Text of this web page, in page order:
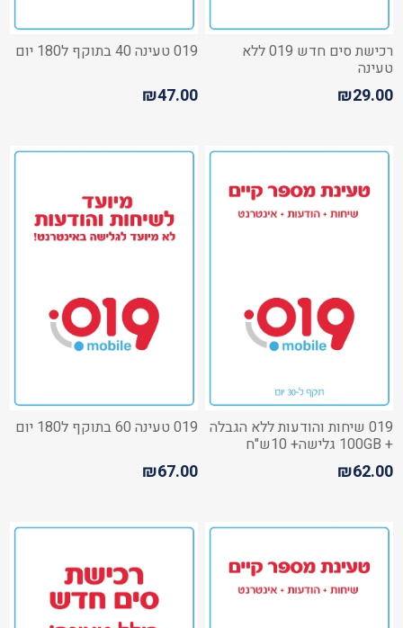
רכישת סים חדש 019 ללא
טעינה
₪29.00
019 טעינה 40 בתוקף ל180 יום
₪47.00
019 שיחות והודעות ללא הגבלה
+ 100GB גלישה+ 10ש"ח
לשיחות מישראל לחו"ל
₪62.00
019 טעינה 60 בתוקף ל180 יום
₪67.00